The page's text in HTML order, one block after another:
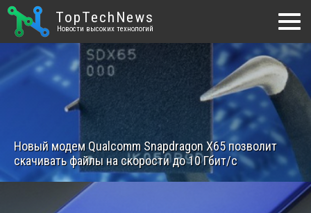
TopTechNews
Новости высоких технологий
Новый модем Qualcomm Snapdragon X65 позволит
скачивать файлы на скорости до 10 Гбит/с